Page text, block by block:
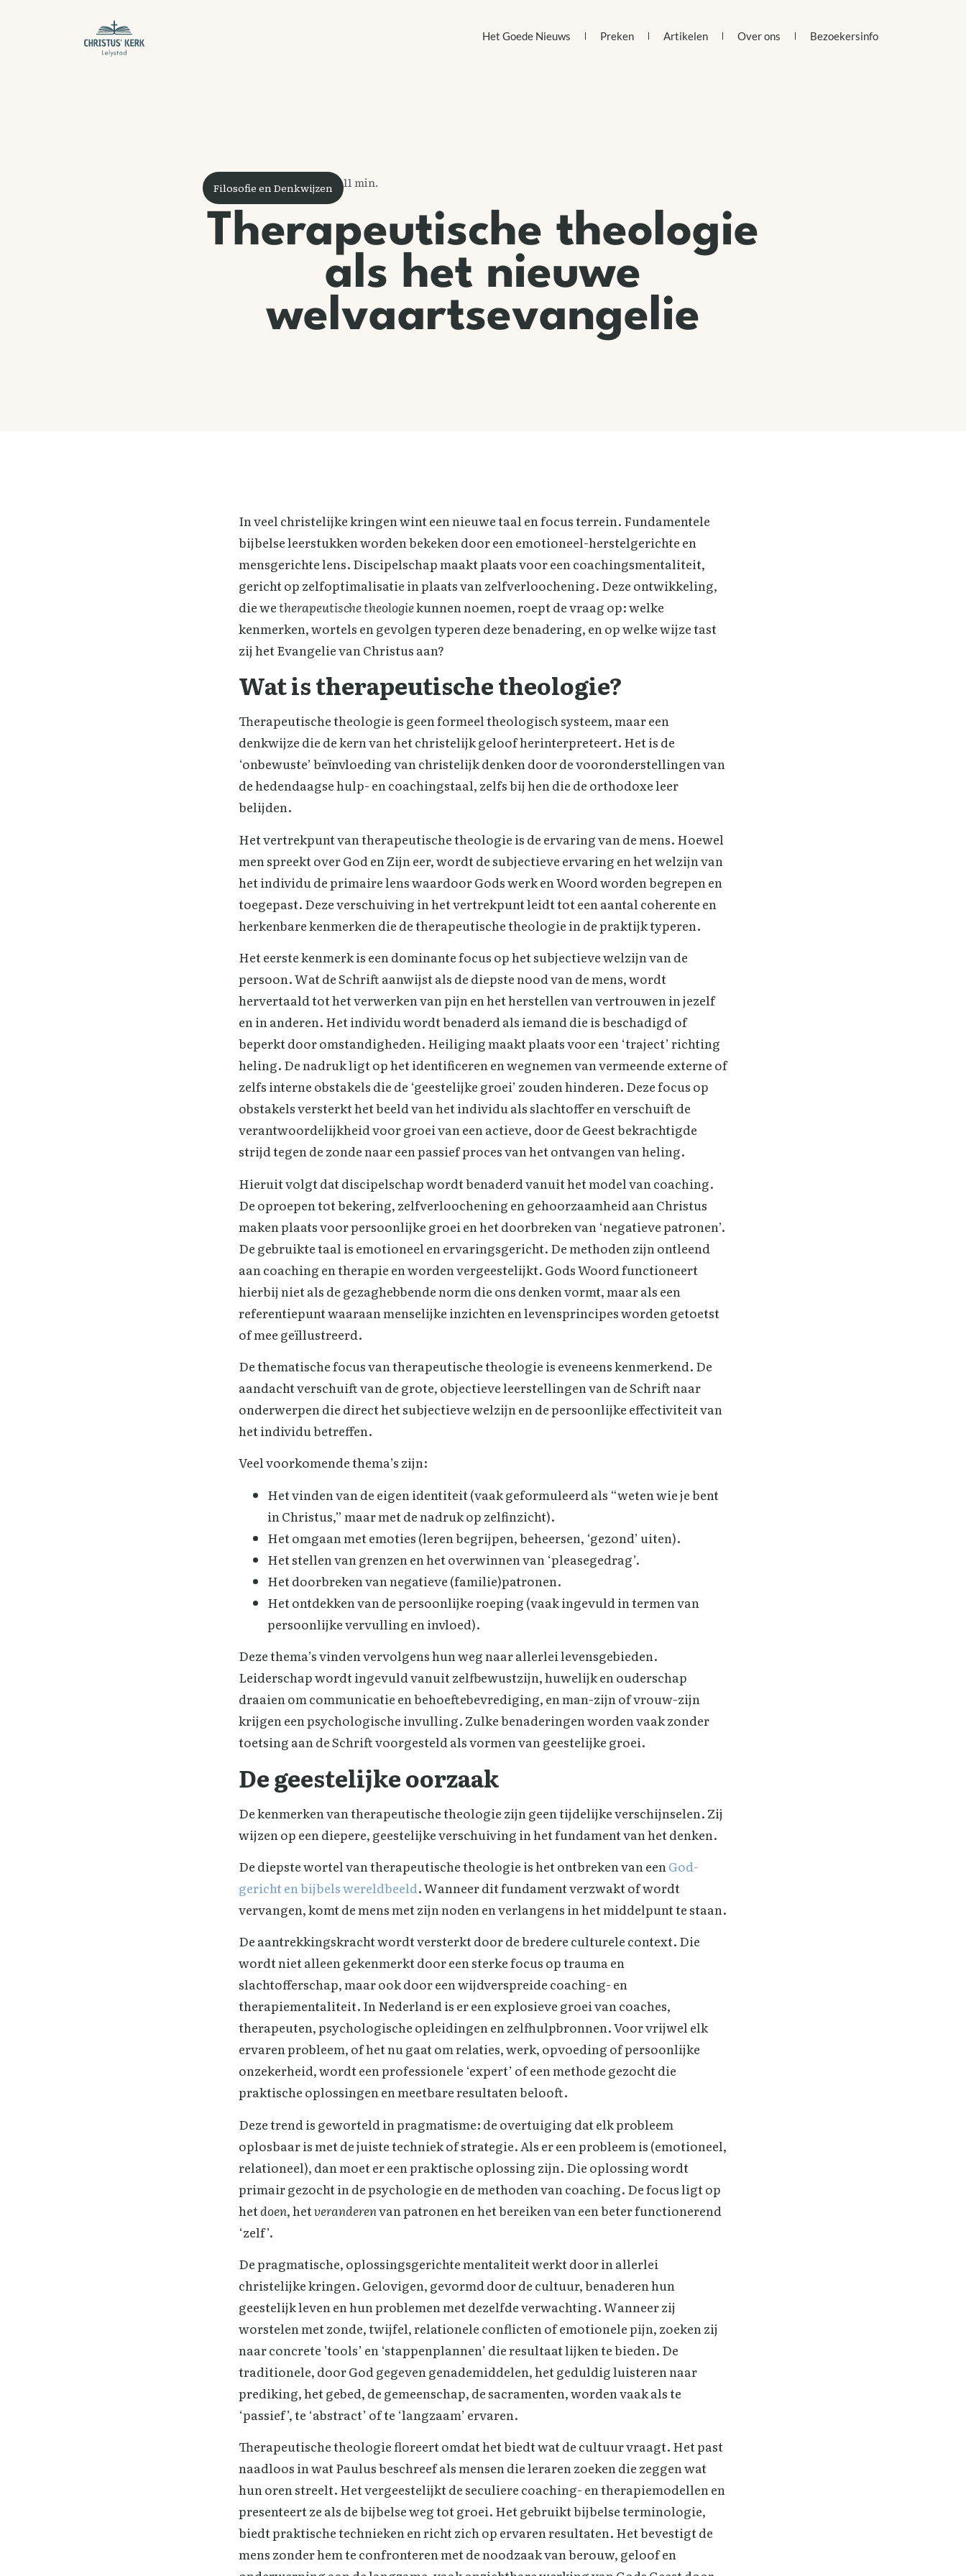
Het Goede Nieuws Preken Artikelen Over ons Bezoekersinfo
Filosofie en Denkwijzen 11min.
Therapeutische theologie
als het nieuwe
welvaartsevangelie
In veel christelijke kringen wint een nieuwe taal en focus terrein. Fundamentele
bijbelse leerstukken worden bekeken door een emotioneel-herstelgerichte en
mensgerichte lens. Discipelschap maakt plaats voor een coachingsmentaliteit,
gericht op zelfoptimalisatie in plaats van zelfverloochening. Deze ontwikkeling,
die wetherapeutische theologiekunnen noemen, roept de vraag op: welke
kenmerken, wortels en gevolgen typeren deze benadering, en op welke wijze tast
zij het Evangelie van Christus aan?
Wat is therapeutische theologie?
Therapeutische theologie is geen formeel theologisch systeem, maar een
denkwijze die de kern van het christelijk geloof herinterpreteert. Het is de
‘onbewuste’ beïnvloeding van christelijk denken door de vooronderstellingen van
de hedendaagse hulp- en coachingstaal, zelfs bij hen die de orthodoxe leer
belijden.
Het vertrekpunt van therapeutische theologie is de ervaring van de mens. Hoewel
men spreekt over God en Zijn eer, wordt de subjectieve ervaring en het welzijn van
het individu de primaire lens waardoor Gods werk en Woord worden begrepen en
toegepast. Deze verschuiving in het vertrekpunt leidt tot een aantal coherente en
herkenbare kenmerken die de therapeutische theologie in de praktijk typeren.
Het eerste kenmerk is een dominante focus op het subjectieve welzijn van de
persoon. Wat de Schrift aanwijst als de diepste nood van de mens, wordt
hervertaald tot het verwerken van pijn en het herstellen van vertrouwen in jezelf
en in anderen. Het individu wordt benaderd als iemand die is beschadigd of
beperkt door omstandigheden. Heiliging maakt plaats voor een ‘traject’ richting
heling. De nadruk ligt op het identificeren en wegnemen van vermeende externe of
zelfs interne obstakels die de ‘geestelijke groei’ zouden hinderen. Deze focus op
obstakels versterkt het beeld van het individu als slachtoffer en verschuift de
verantwoordelijkheid voor groei van een actieve, door de Geest bekrachtigde
strijd tegen de zonde naar een passief proces van het ontvangen van heling.
Hieruit volgt dat discipelschap wordt benaderd vanuit het model van coaching.
De oproepen tot bekering, zelfverloochening en gehoorzaamheid aan Christus
maken plaats voor persoonlijke groei en het doorbreken van ‘negatieve patronen’.
De gebruikte taal is emotioneel en ervaringsgericht. De methoden zijn ontleend
aan coaching en therapie en worden vergeestelijkt. Gods Woord functioneert
hierbij niet als de gezaghebbende norm die ons denken vormt, maar als een
referentiepunt waaraan menselijke inzichten en levensprincipes worden getoetst
of mee geïllustreerd.
De thematische focus van therapeutische theologie is eveneens kenmerkend. De
aandacht verschuift van de grote, objectieve leerstellingen van de Schrift naar
onderwerpen die direct het subjectieve welzijn en de persoonlijke effectiviteit van
het individu betreffen.
Veel voorkomende thema’s zijn:
Het vinden van de eigen identiteit (vaak geformuleerd als “weten wie je bent
in Christus,” maar met de nadruk op zelfinzicht).
Het omgaan met emoties (leren begrijpen, beheersen, ‘gezond’ uiten).
Het stellen van grenzen en het overwinnen van ‘pleasegedrag’.
Het doorbreken van negatieve (familie)patronen.
Het ontdekken van de persoonlijke roeping (vaak ingevuld in termen van
persoonlijke vervulling en invloed).
Deze thema’s vinden vervolgens hun weg naar allerlei levensgebieden.
Leiderschap wordt ingevuld vanuit zelfbewustzijn, huwelijk en ouderschap
draaien om communicatie en behoeftebevrediging, en man-zijn of vrouw-zijn
krijgen een psychologische invulling. Zulke benaderingen worden vaak zonder
toetsing aan de Schrift voorgesteld als vormen van geestelijke groei.
De geestelijke oorzaak
De kenmerken van therapeutische theologie zijn geen tijdelijke verschijnselen. Zij
wijzen op een diepere, geestelijke verschuiving in het fundament van het denken.
De diepste wortel van therapeutische theologie is het ontbreken van een God-
gericht en bijbels wereldbeeld. Wanneer dit fundament verzwakt of wordt
vervangen, komt de mens met zijn noden en verlangens in het middelpunt te staan.
De aantrekkingskracht wordt versterkt door de bredere culturele context. Die
wordt niet alleen gekenmerkt door een sterke focus op trauma en
slachtofferschap, maar ook door een wijdverspreide coaching- en
therapiementaliteit. In Nederland is er een explosieve groei van coaches,
therapeuten, psychologische opleidingen en zelfhulpbronnen. Voor vrijwel elk
ervaren probleem, of het nu gaat om relaties, werk, opvoeding of persoonlijke
onzekerheid, wordt een professionele ‘expert’ of een methode gezocht die
praktische oplossingen en meetbare resultaten belooft.
Deze trend is geworteld in pragmatisme: de overtuiging dat elk probleem
oplosbaar is met de juiste techniek of strategie. Als er een probleem is (emotioneel,
relationeel), dan moet er een praktische oplossing zijn. Die oplossing wordt
primair gezocht in de psychologie en de methoden van coaching. De focus ligt op
hetdoen, hetveranderenvan patronen en het bereiken van een beter functionerend
‘zelf’.
De pragmatische, oplossingsgerichte mentaliteit werkt door in allerlei
christelijke kringen. Gelovigen, gevormd door de cultuur, benaderen hun
geestelijk leven en hun problemen met dezelfde verwachting. Wanneer zij
worstelen met zonde, twijfel, relationele conflicten of emotionele pijn, zoeken zij
naar concrete ’tools’ en ‘stappenplannen’ die resultaat lijken te bieden. De
traditionele, door God gegeven genademiddelen, het geduldig luisteren naar
prediking, het gebed, de gemeenschap, de sacramenten, worden vaak als te
‘passief’, te ‘abstract’ of te ‘langzaam’ ervaren.
Therapeutische theologie floreert omdat het biedt wat de cultuur vraagt. Het past
naadloos in wat Paulus beschreef als mensen die leraren zoeken die zeggen wat
hun oren streelt. Het vergeestelijkt de seculiere coaching- en therapiemodellen en
presenteert ze als de bijbelse weg tot groei. Het gebruikt bijbelse terminologie,
biedt praktische technieken en richt zich op ervaren resultaten. Het bevestigt de
mens zonder hem te confronteren met de noodzaak van berouw, geloof en